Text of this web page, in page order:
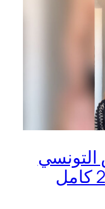
مع بندورة ومانيك +20 كامل